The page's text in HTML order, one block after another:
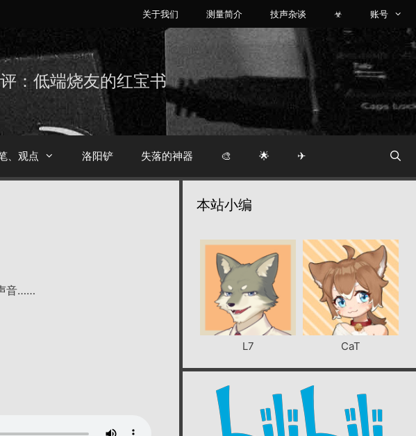
关于我们 测量简介 技声杂谈 ☣ 账号
：低端烧友的红宝书
、观点 洛阳铲 失落的神器 🎨 🌟 ✈
音……
本站小编
L7 CaT